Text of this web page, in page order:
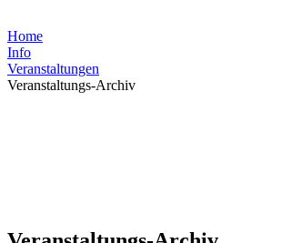
Home
Info
Veranstaltungen
Veranstaltungs-Archiv